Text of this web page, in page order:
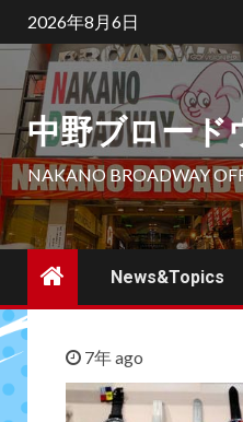
Skip
to
content
2026年8月6日
中野ブロード
NAKANO BROADWAY
News&Topics
7年 ago